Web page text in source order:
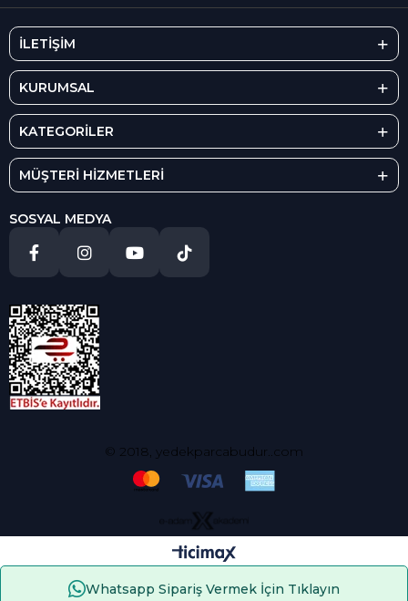
İLETİŞİM
KURUMSAL
KATEGORİLER
MÜŞTERİ HİZMETLERİ
SOSYAL MEDYA
© 2018, yedekparcabudur..com
Whatsapp Sipariş Vermek İçin Tıklayın